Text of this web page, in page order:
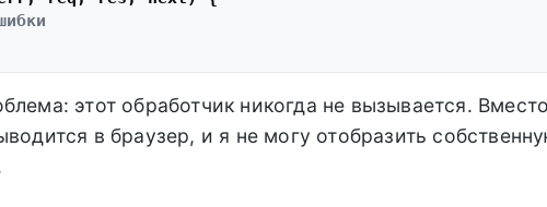
этот обработчик никогда не вызывается. Вместо
в браузер, и я не могу отобразить